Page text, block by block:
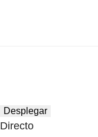
Desplegar
Directo